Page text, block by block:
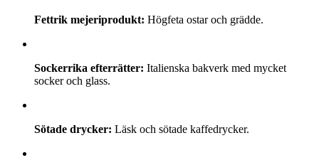
Fettrik mejeriprodukt: Högfeta ostar och grädde.
Sockerrika efterrätter: Italienska bakverk med mycket
socker och glass.
Sötade drycker: Läsk och sötade kaffedrycker.